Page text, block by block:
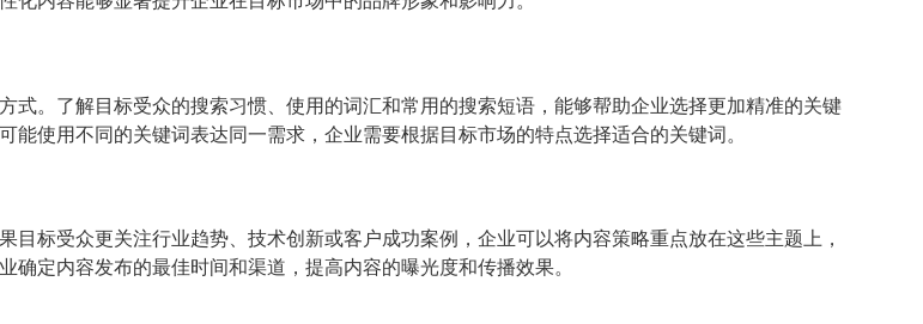
。了解目标受众的搜索习惯、使用的词汇和常用的搜索短语，能够帮助企业选择更加精准的关键
使用不同的关键词表达同一需求，企业需要根据目标市场的特点选择适合的关键词。
标受众更关注行业趋势、技术创新或客户成功案例，企业可以将内容策略重点放在这些主题上，
定内容发布的最佳时间和渠道，提高内容的曝光度和传播效果。